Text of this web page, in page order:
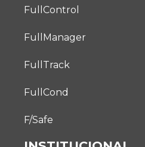
FullControl
FullManager
FullTrack
FullCond
F/Safe